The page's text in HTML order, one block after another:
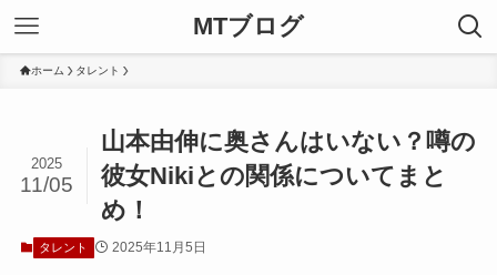
MTブログ
ホーム タレント
山本由伸に奥さんはいない？噂の
彼女Nikiとの関係についてまと
め！
2025
11/05
タレント 2025年11月5日